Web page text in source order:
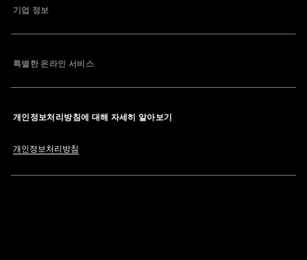
기업 정보
특별한 온라인 서비스
개인정보처리방침에 대해 자세히 알아보기
개인정보처리방침